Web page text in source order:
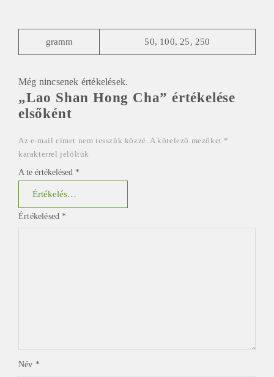
gramm 50, 100, 25, 250
Még nincsenek értékelések.
„Lao Shan Hong Cha” értékelése
elsőként
Az e-mail címet nem tesszük közzé. A kötelező mezőket *
karakterrel jelöltük
A te értékelésed *
Értékelésed *
Név *